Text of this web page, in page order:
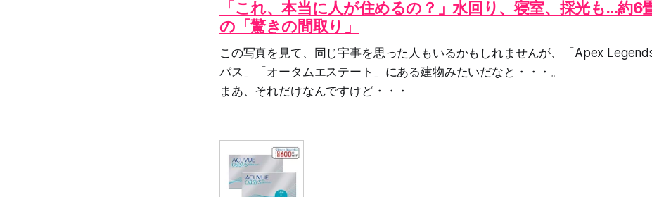
「これ、本当に人が住めるの？」水回り、寝室、採光も…約6
の「驚きの間取り」
この写真を見て、同じ宇事を思った人もいるかもしれませんが、「Apex
パス」「オータムエステート」にある建物みたいだなと・・・。
まあ、それだけなんですけど・・・